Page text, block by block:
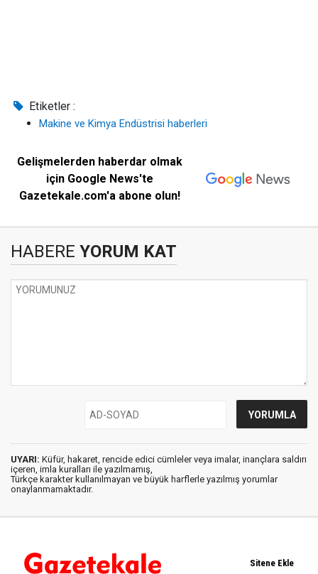
Etiketler :
Makine ve Kimya Endüstrisi haberleri
Gelişmelerden haberdar olmak
için Google News'te
Gazetekale.com'a abone olun!
HABERE YORUM KAT
UYARI: Küfür, hakaret, rencide edici cümleler veya imalar, inançlara saldırı
içeren, imla kuralları ile yazılmamış,
Türkçe karakter kullanılmayan ve büyük harflerle yazılmış yorumlar
onaylanmamaktadır.